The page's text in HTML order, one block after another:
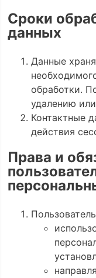
Сроки
данных
Данные
обработки.
удалению
Контактные
действия
Права и